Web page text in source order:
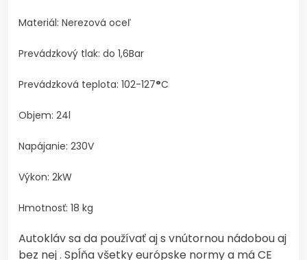
Materiál: Nerezová oceľ
Prevádzkový tlak: do 1,6Bar
Prevádzková teplota: 102-127°C
Objem: 24l
Napájanie: 230V
Výkon: 2kW
Hmotnosť: 18 kg
Autokláv sa da používať aj s vnútornou nádobou aj
bez nej . Spĺňa všetky európske normy a má CE